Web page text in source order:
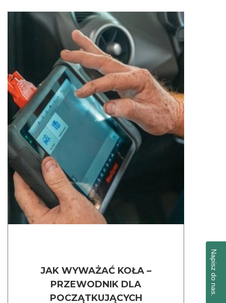
JAK WYWAŻAĆ KOŁA –
PRZEWODNIK DLA
POCZĄTKUJĄCYCH
Napisz do nas.